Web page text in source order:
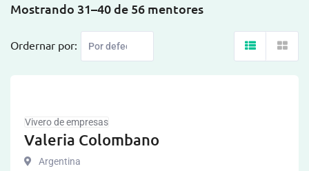
Mostrando 31–40 de 56 mentores
Ordernar por:
Vivero de empresas
Valeria Colombano
Argentina